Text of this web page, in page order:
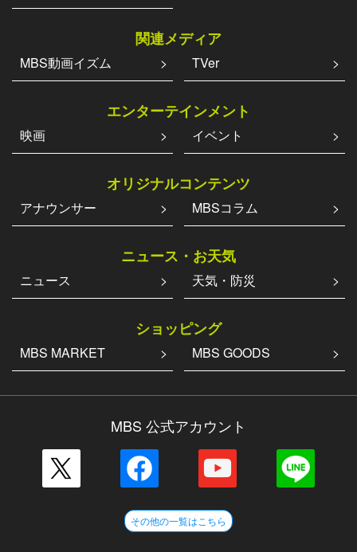
関連メディア
MBS動画イズム TVer
エンターテインメント
映画 イベント
オリジナルコンテンツ
アナウンサー MBSコラム
ニュース・お天気
ニュース 天気・防災
ショッピング
MBS MARKET MBS GOODS
MBS 公式アカウント
その他の一覧はこちら